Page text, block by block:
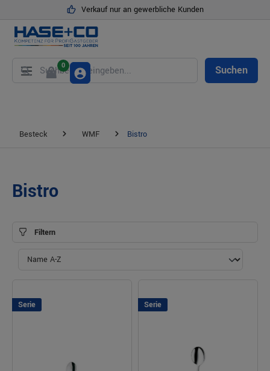
Verkauf nur an gewerbliche Kunden
Suchen
0
Besteck WMF Bistro
Bistro
Filtern
Serie Serie